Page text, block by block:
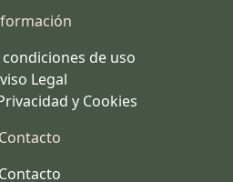
de uso
Legal
y Cookies
Contacto
Contacto